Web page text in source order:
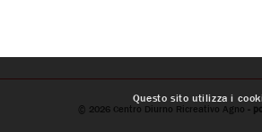
© 2026 Centro Diurno Ricreativo Agno -
Questo sito utilizza i